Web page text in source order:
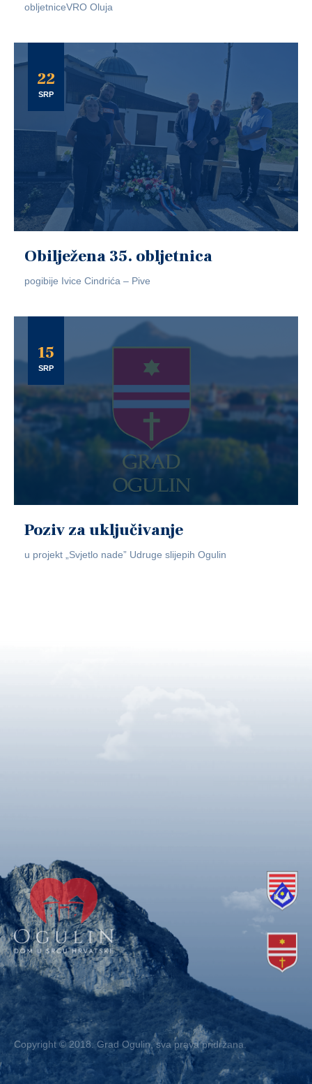
obljetniceVRO Oluja
22
SRP
Obilježena 35. obljetnica
pogibije Ivice Cindrića – Pive
15
SRP
Poziv za uključivanje
u projekt „Svjetlo nade” Udruge slijepih Ogulin
Copyright © 2018. Grad Ogulin, sva prava pridržana.